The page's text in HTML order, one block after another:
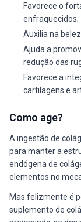
Favorece o
enfraquecidos;
Auxilia na
Ajuda a
redução das
Favorece a
cartilagens e
Como age?
A ingestão de
para manter a
endógena de
elementos no
Mas felizmente é
suplemento de